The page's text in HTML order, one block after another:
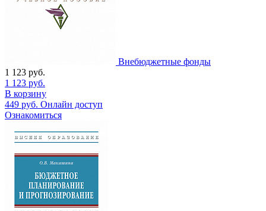
Внебюджетные фонды
1 123 руб.
1 123 руб.
В корзину
449 руб. Онлайн доступ
Ознакомиться